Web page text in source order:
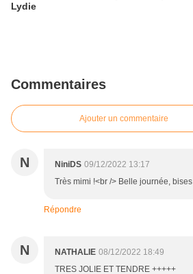
Lydie
Commentaires
Ajouter un commentaire
N NiniDS 09/12/2022 13:17
Très mimi !<br /> Belle journée, bises
Répondre
N NATHALIE 08/12/2022 18:49
TRES JOLIE ET TENDRE +++++